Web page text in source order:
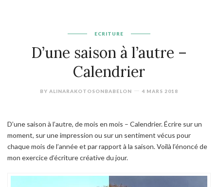
ECRITURE
D’une saison à l’autre –
Calendrier
BY ALINARAKOTOSONBABELON 4 MARS 2018
D’une saison à l’autre, de mois en mois – Calendrier. Écrire sur un
moment, sur une impression ou sur un sentiment vécus pour
chaque mois de l’année et par rapport à la saison. Voilà l’énoncé de
mon exercice d’écriture créative du jour.